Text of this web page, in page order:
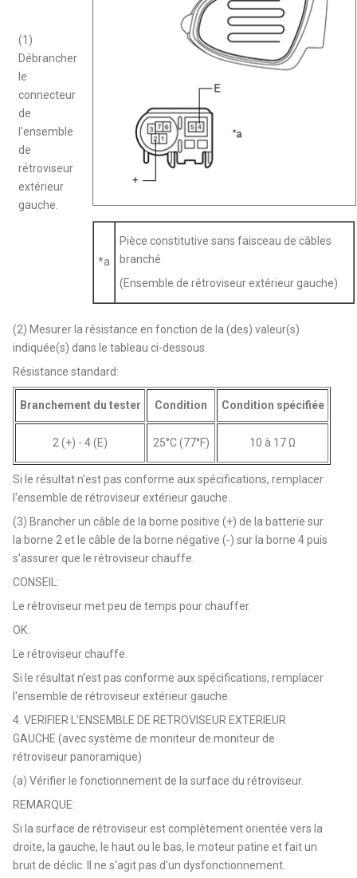
(1)
Débrancher
le
connecteur
de
l'ensemble
de
rétroviseur
extérieur
gauche.
*a
Pièce constitutive sans faisceau de câbles
branché
(Ensemble de rétroviseur extérieur gauche)
(2) Mesurer la résistance en fonction de la (des) valeur(s)
indiquée(s) dans le tableau ci-dessous.
Résistance standard:
Branchement du tester Condition Condition spécifiée
2 (+) - 4 (E) 25°C (77°F) 10 à 17 Ω
Si le résultat n'est pas conforme aux spécifications, remplacer
l'ensemble de rétroviseur extérieur gauche.
(3) Brancher un câble de la borne positive (+) de la batterie sur
la borne 2 et le câble de la borne négative (-) sur la borne 4 puis
s'assurer que le rétroviseur chauffe.
CONSEIL:
Le rétroviseur met peu de temps pour chauffer.
OK:
Le rétroviseur chauffe.
Si le résultat n'est pas conforme aux spécifications, remplacer
l'ensemble de rétroviseur extérieur gauche.
4. VERIFIER L'ENSEMBLE DE RETROVISEUR EXTERIEUR
GAUCHE (avec système de moniteur de moniteur de
rétroviseur panoramique)
(a) Vérifier le fonctionnement de la surface du rétroviseur.
REMARQUE:
Si la surface de rétroviseur est complètement orientée vers la
droite, la gauche, le haut ou le bas, le moteur patine et fait un
bruit de déclic. Il ne s'agit pas d'un dysfonctionnement.